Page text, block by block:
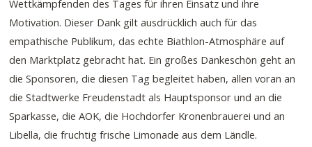
Wettkämpfenden des Tages für ihren Einsatz und ihre
Motivation. Dieser Dank gilt ausdrücklich auch für das
empathische Publikum, das echte Biathlon-Atmosphäre auf
den Marktplatz gebracht hat. Ein großes Dankeschön geht an
die Sponsoren, die diesen Tag begleitet haben, allen voran an
die Stadtwerke Freudenstadt als Hauptsponsor und an die
Sparkasse, die AOK, die Hochdorfer Kronenbrauerei und an
Libella, die fruchtig frische Limonade aus dem Ländle.